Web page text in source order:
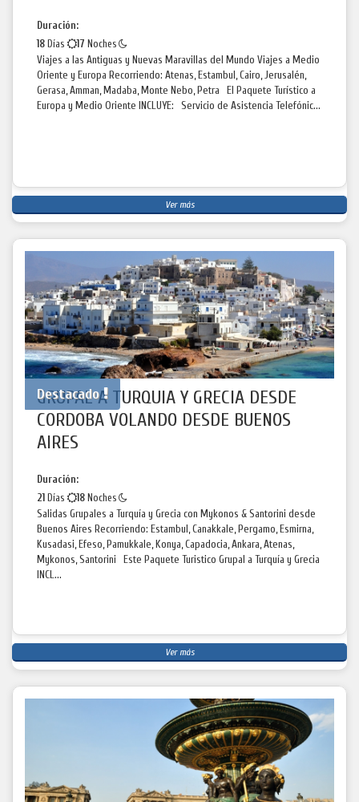
Duración:
18 Días 17 Noches
Viajes a las Antiguas y Nuevas Maravillas del Mundo Viajes a Medio
Oriente y Europa Recorriendo: Atenas, Estambul, Cairo, Jerusalén,
Gerasa, Amman, Madaba, Monte Nebo, Petra El Paquete Turístico a
Europa y Medio Oriente INCLUYE: Servicio de Asistencia Telefónic...
Ver más
Destacado
GRUPAL A TURQUIA Y GRECIA DESDE
CORDOBA VOLANDO DESDE BUENOS
AIRES
Duración:
21 Días 18 Noches
Salidas Grupales a Turquía y Grecia con Mykonos & Santorini desde
Buenos Aires Recorriendo: Estambul, Canakkale, Pergamo, Esmirna,
Kusadasi, Efeso, Pamukkale, Konya, Capadocia, Ankara, Atenas,
Mykonos, Santorini Este Paquete Turistico Grupal a Turquía y Grecia
INCL...
Ver más